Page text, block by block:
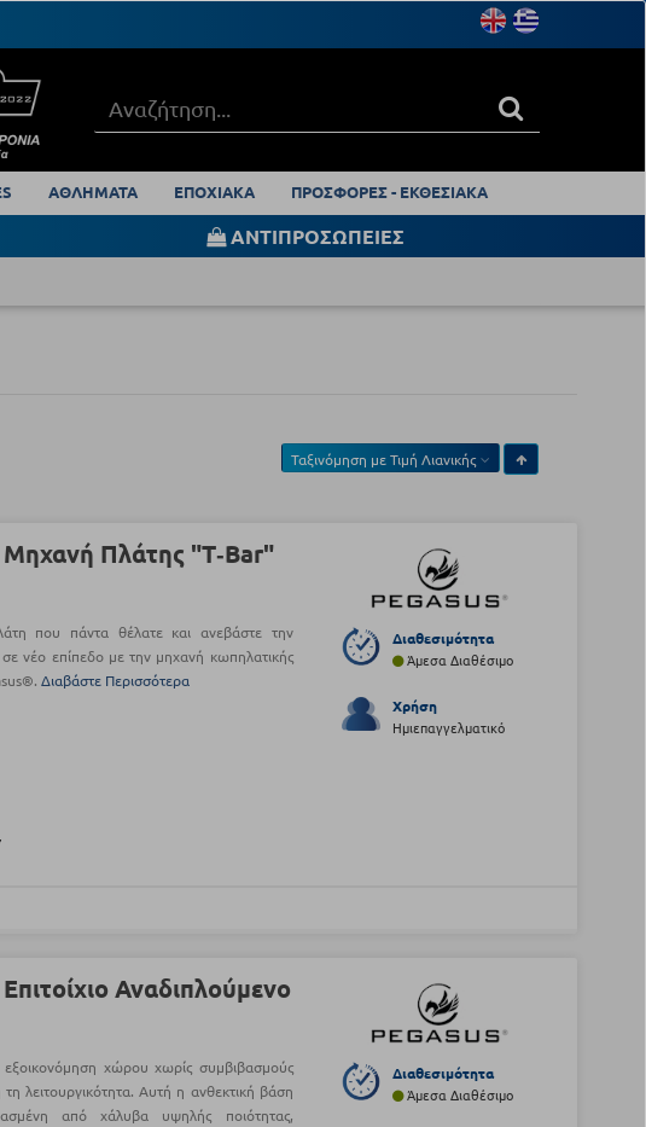
ΑΘΛΗΜΑΤΑ ΕΠΟΧΙΑΚΑ ΠΡΟΣΦΟΡΕΣ - ΕΚΘΕΣΙΑΚΑ
ΑΝΤΙΠΡΟΣΩΠΕΙΕΣ
Ταξινόμηση μεΤιμή Λιανικής
Πλάτης "Τ‑Bar"
που πάντα θέλατε και ανεβάστε την
νέο επίπεδο με την μηχανή κωπηλατικής
Διαβάστε Περισσότερα
Διαθεσιμότητα
Άμεσα Διαθέσιμο
Χρήση
Ημιεπαγγελματικό
Αναδιπλούμενο
χώρου χωρίς συμβιβασμούς
λειτουργικότητα. Αυτή η ανθεκτική βάση
από χάλυβα υψηλής ποιότητας,
Διαθεσιμότητα
Άμεσα Διαθέσιμο